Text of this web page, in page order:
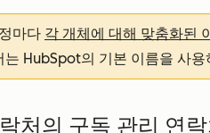
마다 각 개체에 대해 맞춤화된
는 HubSpot의 기본 이름을 사
처의 구독 관리 연